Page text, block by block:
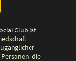
Club ist
die